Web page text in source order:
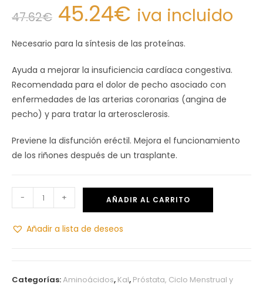
47.62€ 45.24€ iva incluido
Necesario para la síntesis de las proteínas.
Ayuda a mejorar la insuficiencia cardíaca congestiva.
Recomendada para el dolor de pecho asociado con
enfermedades de las arterias coronarias (angina de
pecho) y para tratar la arterosclerosis.
Previene la disfunción eréctil. Mejora el funcionamiento
de los riñones después de un trasplante.
- + AÑADIR AL CARRITO
Añadir a lista de deseos
Categorías:Aminoácidos, Kal, Próstata, Ciclo Menstrual y